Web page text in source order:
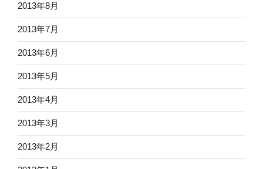
2013年8月
2013年7月
2013年6月
2013年5月
2013年4月
2013年3月
2013年2月